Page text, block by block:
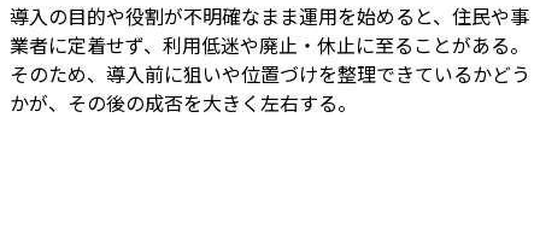
導入の目的や役割が不明確なまま運用を始めると、住民や事
業者に定着せず、利用低迷や廃止・休止に至ることがある。
そのため、導入前に狙いや位置づけを整理できているかどう
かが、その後の成否を大きく左右する。